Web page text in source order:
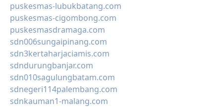
puskesmas-lubukbatang.com
puskesmas-cigombong.com
puskesmasdramaga.com
sdn006sungaipinang.com
sdn3kertaharjaciamis.com
sdndurungbanjar.com
sdn010sagulungbatam.com
sdnegeri114palembang.com
sdnkauman1-malang.com